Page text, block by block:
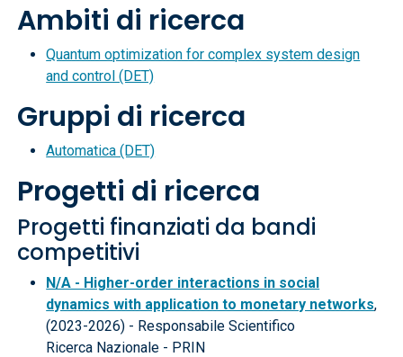
Ambiti di ricerca
Quantum optimization for complex system design
and control (DET)
Gruppi di ricerca
Automatica (DET)
Progetti di ricerca
Progetti finanziati da bandi
competitivi
N/A - Higher-order interactions in social
dynamics with application to monetary networks,
(2023-2026) - Responsabile Scientifico
Ricerca Nazionale - PRIN